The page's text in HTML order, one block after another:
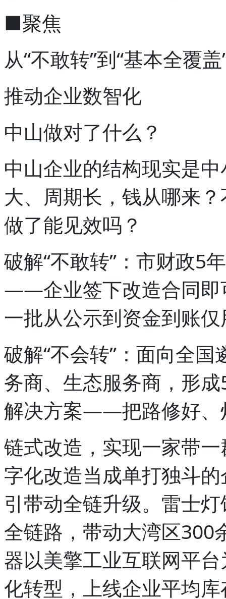
■聚焦
从“不敢转”到“基本全覆盖
推动企业数智化
中山做对了什么？
中山企业的结构现实是
大、周期长，钱从哪来
做了能见效吗？
破解“不敢转”：市财政5
——企业签下改造合同即
一批从公示到资金到账
破解“不会转”：面向全
务商、生态服务商，形
解决方案——把路修好、
链式改造，实现一家带
字化改造当成单打独斗
引带动全链升级。雷士
全链路，带动大湾区300
器以美擎工业互联网平
化转型，上线企业平均